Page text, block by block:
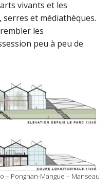
vivants et les
et médiathèques.
les
peu à peu de
– Pongnan-Mangue – Manseau